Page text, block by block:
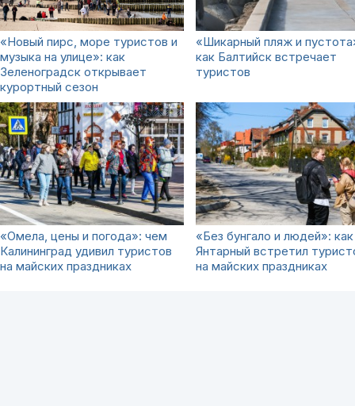
«Новый пирс, море туристов и
музыка на улице»: как
Зеленоградск открывает
курортный сезон
«Шикарный пляж и
как Балтийск встречает
туристов
«Омела, цены и погода»: чем
Калининград удивил туристов
на майских праздниках
«Без бунгало и людей»: как
Янтарный встретил
на майских праздниках